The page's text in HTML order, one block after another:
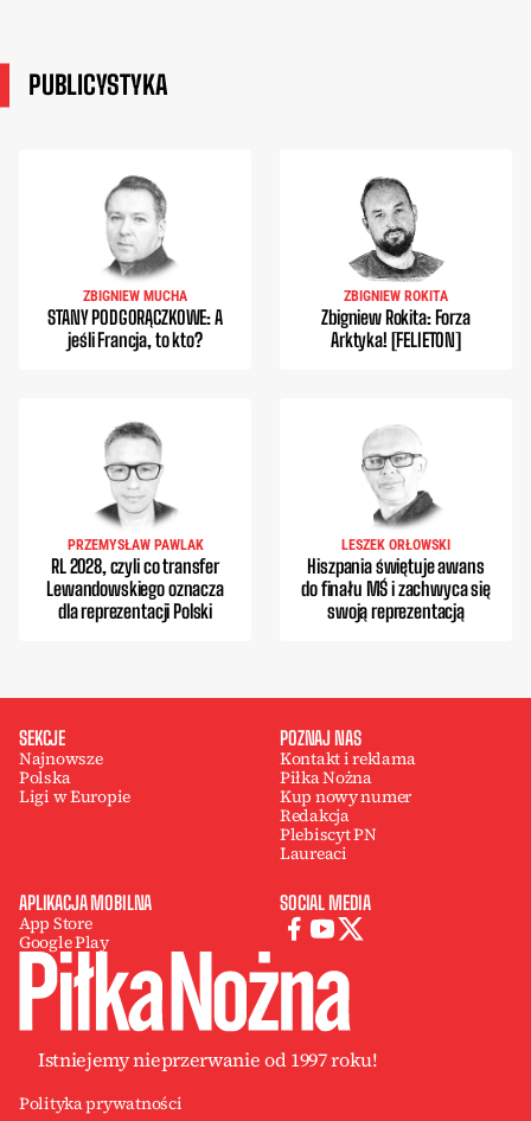
PUBLICYSTYKA
ZBIGNIEW MUCHA
STANY PODGORĄCZKOWE: A
jeśli Francja, to kto?
ZBIGNIEW ROKITA
Zbigniew Rokita: Forza
Arktyka! [FELIETON]
PRZEMYSŁAW PAWLAK
RL 2028, czyli co transfer
Lewandowskiego oznacza
dla reprezentacji Polski
LESZEK ORŁOWSKI
Hiszpania świętuje awans
do finału MŚ i zachwyca się
swoją reprezentacją
SEKCJE
Najnowsze
Polska
Ligi w Europie
POZNAJ NAS
Kontakt i reklama
Piłka Nożna
Kup nowy numer
Redakcja
Plebiscyt PN
Laureaci
APLIKACJA MOBILNA
App Store
Google Play
SOCIAL MEDIA
Istniejemy nieprzerwanie od 1997 roku!
Polityka prywatności